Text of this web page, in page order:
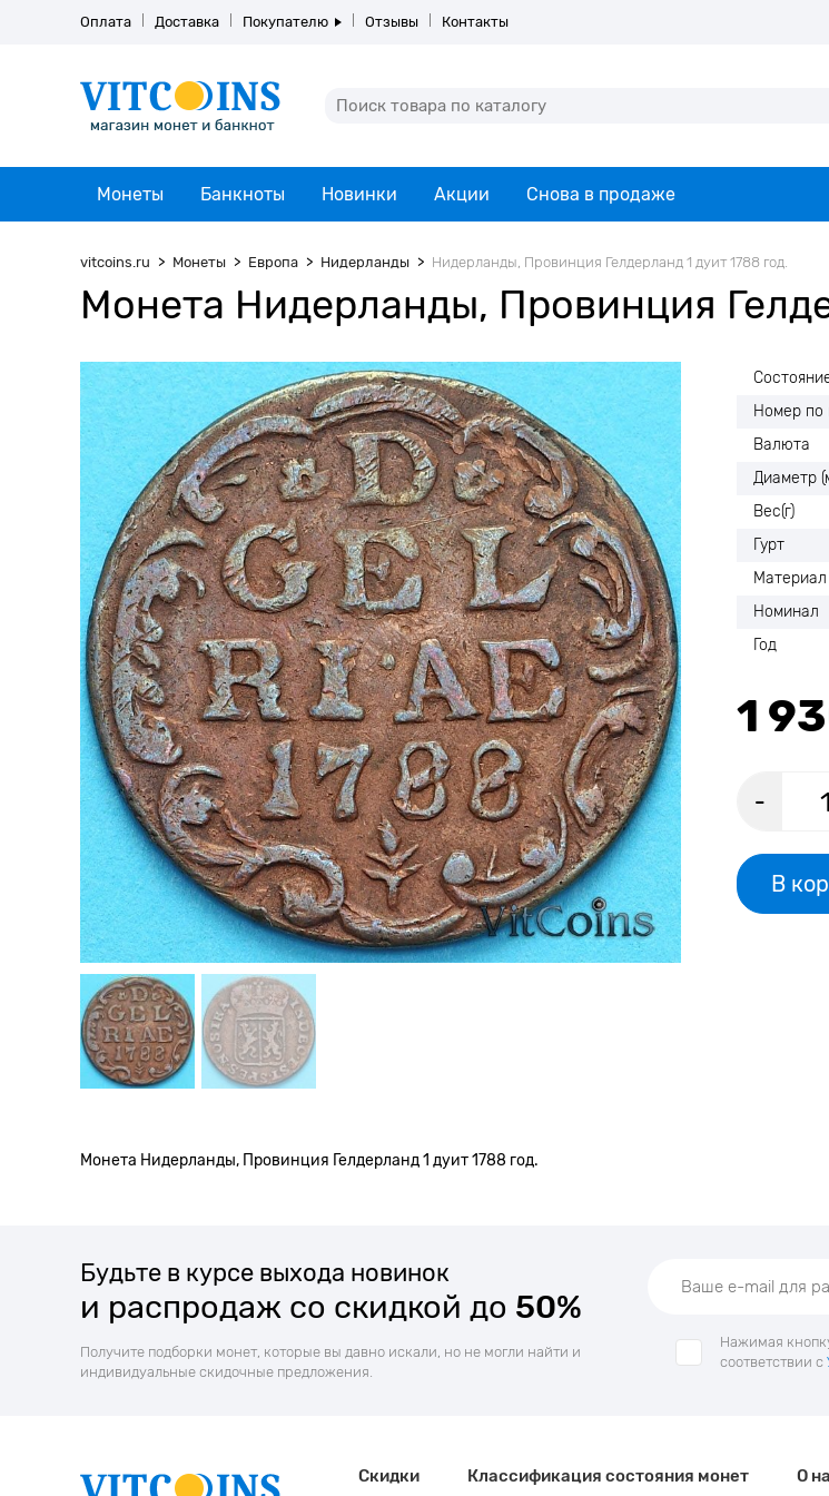
Оплата Доставка Покупателю Отзывы Контакты
Монеты Банкноты Новинки Акции Снова в продаже
vitcoins.ru Монеты Европа Нидерланды Нидерланды, Провинция Гелдерланд 1 дуит 1788 год.
Монета Нидерланды, Провинция
Номер по
Валюта
Диаметр
Вес(г)
Гурт
Материал
Номинал
Год
1
-
В
Монета Нидерланды, Провинция Гелдерланд 1 дуит 1788 год.
Будьте в курсе выхода новинок
и распродаж со скидкой до 50%
Получите подборки монет, которые вы давно искали, но не могли найти и
индивидуальные скидочные предложения.
Нажимая
соответствии с
Скидки Классификация состояния монет О